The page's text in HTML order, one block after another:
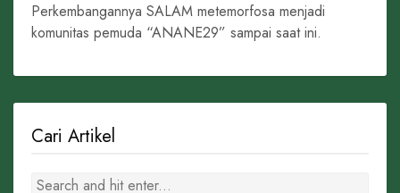
Perkembangannya SALAM metemorfosa menjadi
komunitas pemuda “ANANE29” sampai saat ini.
Cari Artikel